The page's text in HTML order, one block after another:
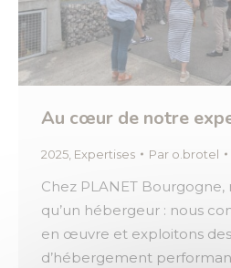
Au cœur de notre
2025 Expertises Par o.brotel
Chez PLANET
qu’un hébergeur : nous
en œuvre et exploitons
d’hébergement